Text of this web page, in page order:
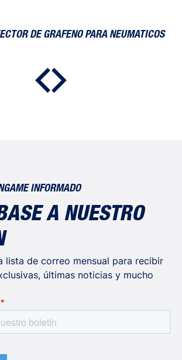
DE GRAFENO PARA NEUMATICOS
INFORMADO
A NUESTRO
lista de correo mensual para recibir
últimas noticias y mucho